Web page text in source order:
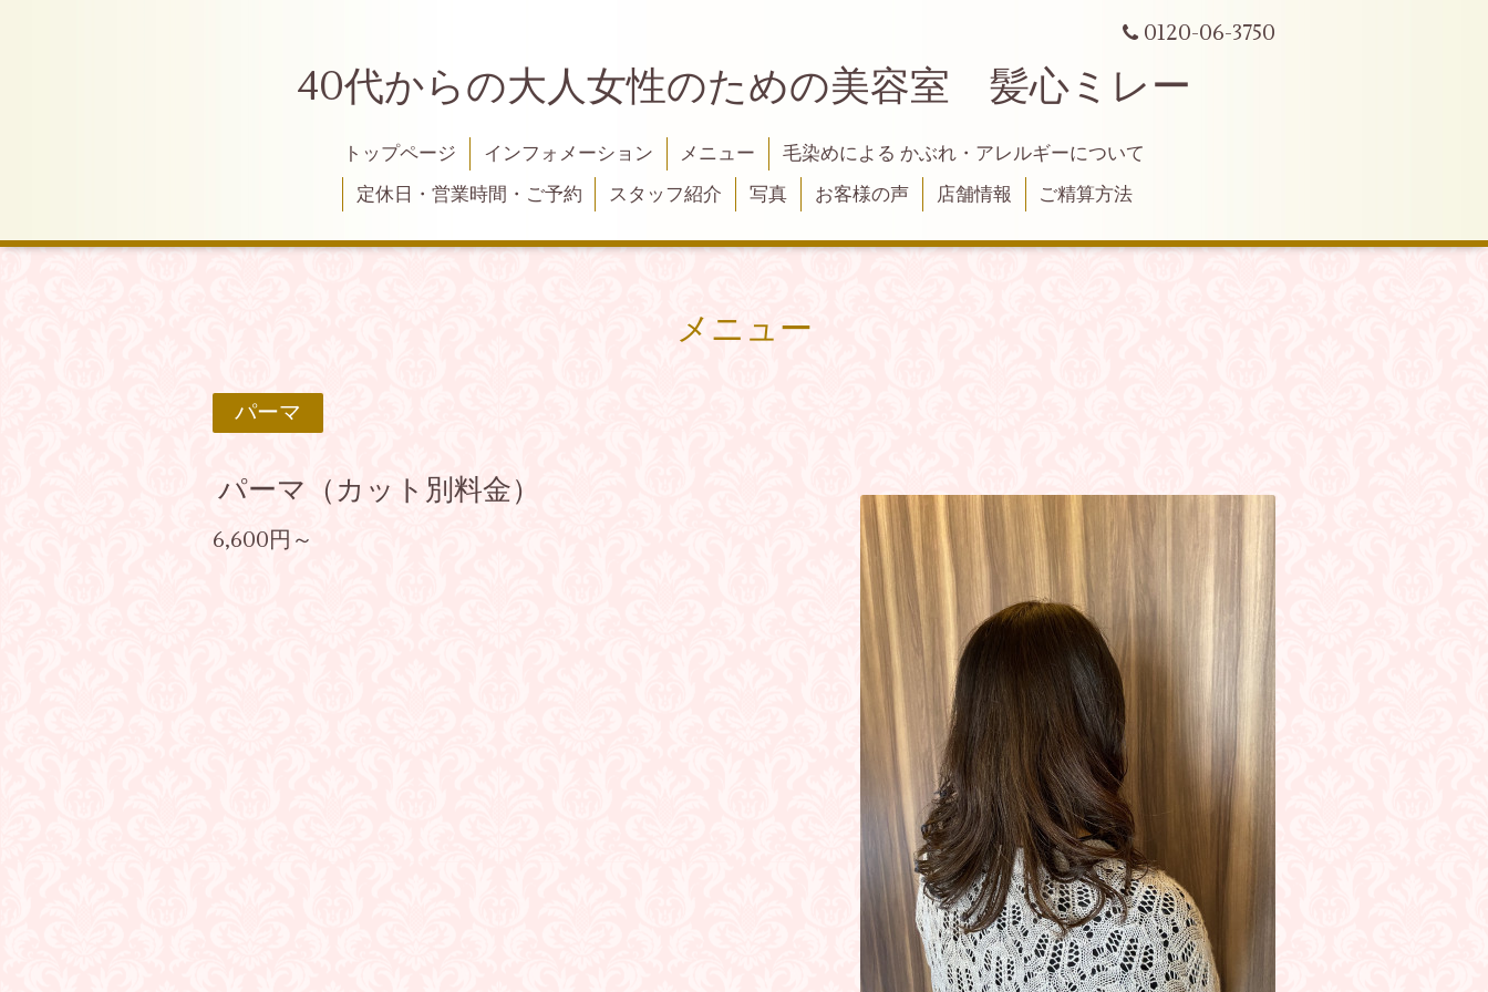
0120-06-3750
40代からの大人女性のための美容室 髪心ミレー
トップページ インフォメーション メニュー
毛染めによる かぶれ・アレルギーについて
定休日・営業時間・ご予約
スタッフ紹介 写真 お客様の声 店舗情報 ご精算方法
メニュー
パーマ
パーマ（カット別料金）
6,600円～